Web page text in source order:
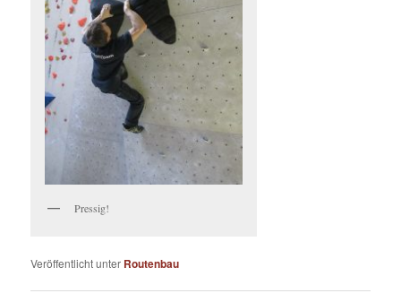
Pressig!
Veröffentlicht unter Routenbau